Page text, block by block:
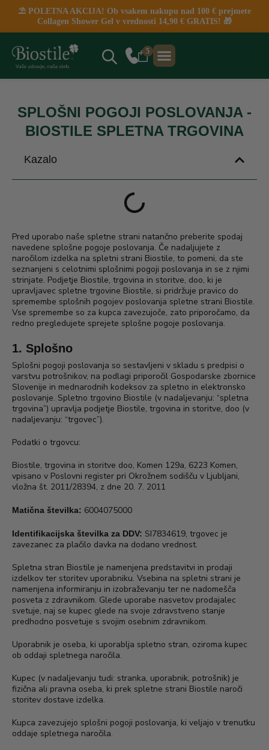
⛱️ POLETNA AKCIJA! Ob vsakem nakupu nad 100 € prejmete
Collagen Shower Gel v vrednosti 14,90 € GRATIS! 🎁
5
SPLOŠNI POGOJI POSLOVANJA -
BIOSTILE SPLETNA TRGOVINA
Kazalo
Pred uporabo naše spletne strani natančno preberite spodaj
navedene splošne pogoje poslovanja. Če nadaljujete z
naročilom izdelka na spletni strani Biostile, to pomeni, da ste
seznanjeni s celotnimi splošnimi pogoji poslovanja in se z njimi
strinjate. Podjetje Biostile, trgovina in storitve, doo, ki je
upravljavec spletne trgovine Biostile, si pridržuje pravico do
spremembe splošnih pogojev poslovanja spletne strani Biostile.
Vse spremembe so za kupca zavezujoče, zato priporočamo, da
redno pregledujete sprejete splošne pogoje poslovanja.
1. Splošno
Splošni pogoji poslovanja so sestavljeni v skladu s predpisi o
varstvu potrošnikov, na podlagi priporočil Gospodarske zbornice
Slovenije in mednarodnih kodeksov za spletno in elektronsko
poslovanje. Spletno trgovino Biostile (v nadaljevanju: “spletna
trgovina”) upravlja podjetje Biostile, trgovina in storitve, doo (v
nadaljevanju: “trgovec”).
Podatki o trgovcu:
Biostile, trgovina in storitve doo, Komen 129a, 6223 Komen,
vpisano v Poslovni register pri Okrožnem sodišču v Ljubljani,
vložna št. 2011/28394, z dne 20. 7. 2011
Matična številka: 6004075000
Identifikacijska številka za DDV: SI7834619, trgovec je
zavezanec za plačilo davka na dodano vrednost.
Spletna stran Biostile je namenjena predstavitvi in prodaji
izdelkov ter storitev uporabniku. Vsebina na spletni strani je
namenjena informiranju in izobraževanju ter ne nadomešča
posveta z zdravnikom. Glede uporabe nasvetov prodajalec
svetuje, naj se kupec glede na svoje zdravstveno stanje
predhodno posvetuje s svojim osebnim zdravnikom.
Uporabnik je oseba, ki uporablja spletno stran, oziroma kupec
ob oddaji spletnega naročila.
Kupec (v nadaljevanju tudi: stranka, uporabnik, potrošnik) je
fizična ali pravna oseba, ki prek spletne strani Biostile naroči
storitev dostave izdelka.
Kupca zavezujejo splošni pogoji poslovanja, ki veljajo v trenutku
oddaje spletnega naročila.